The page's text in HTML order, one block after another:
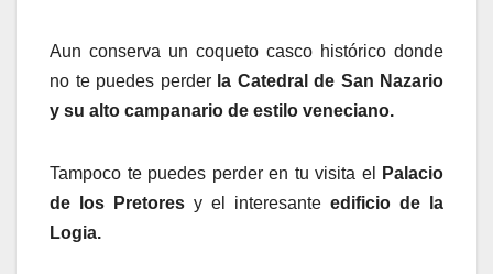
Aun conserva un coqueto casco histórico donde
no te puedes perderla Catedral de San Nazario
y su alto campanario de estilo veneciano.
Tampoco te puedes perder en tu visita el
Palacio
de los Pretores y el interesante edificio de la
Logia.